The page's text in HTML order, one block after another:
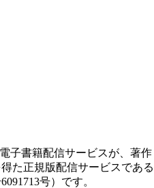
子書籍配信サービスが、著作
た正規版配信サービスである
号）です。